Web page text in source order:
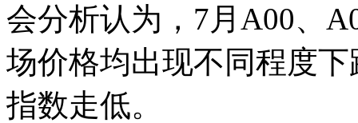
会分析认为，7月A00、
场价格均出现不同程度
指数走低。